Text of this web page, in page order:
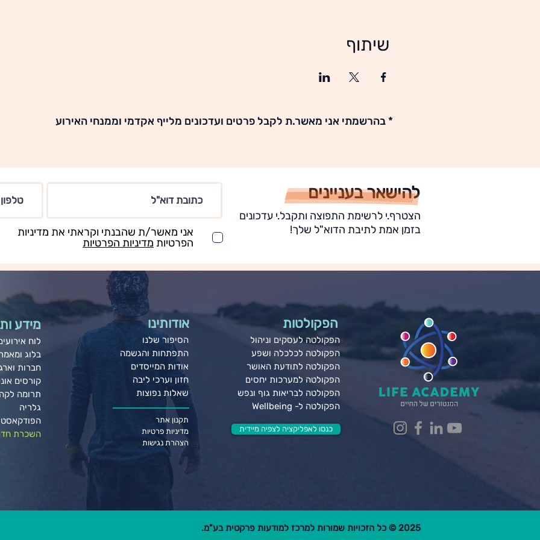
שיתוף
* בהרשמתי אני מאשר.ת לקבל פרטים ועדכונים מלייף אקדמי וממנחי האירוע
הצטרף.י לרשימת התפוצה ותקבל.י עדכונים
בזמן אמת לתיבת הדוא"ל שלך!
להישאר בעניינים
אני מאשר/ת שהבנתי וקראתי את מדיניות
הפרטיות מדיניות הפרטיות
מידע
לוח
בלוג
חברות
קורסים
תרומה
גלריה
הפודקאסט
השכרת
אודותינו
הסיפור שלנו
התפתחות והגשמה
אודות המייסדים
חזון וערכי ליבה
שאלות נפוצות
תקנון אתר
מדיניות פרטיות
הצהרת נגישות
הפקולטות
הפקולטה לעסקים וניהול
הפקולטה לכלכלה ושפע
הפקולטה לתודעת האושר
הפקולטה למערכות יחסים
הפקולטה לבריאות גוף ונפש
הפקולטה ל- Wellbeing
כנסו לאפליקציה לצפיה מיידית
2025 © כל הזכויות שמורות למרכז למודעות פרקטית בע"מ.